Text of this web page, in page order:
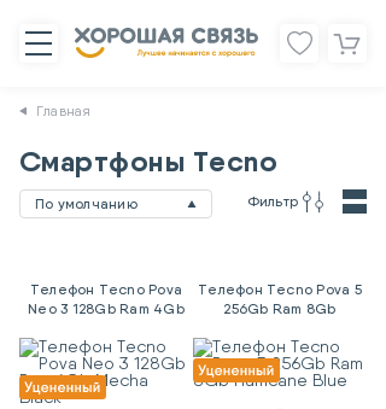
Главная
Смартфоны Tecno
По умолчанию Фильтр
Телефон Tecno Pova
Neo 3 128Gb Ram 4Gb
Телефон Tecno Pova 5
256Gb Ram 8Gb